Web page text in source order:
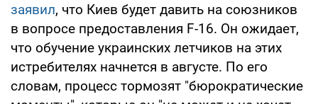
заявил, что Киев будет давить на союзников
в вопросе предоставления F-16. Он ожидает,
что обучение украинских летчиков на этих
истребителях начнется в августе. По его
словам, процесс тормозят "бюрократические